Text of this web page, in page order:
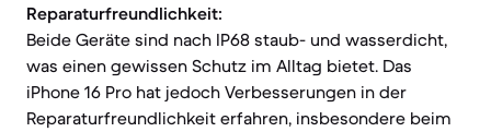
Reparaturfreundlichkeit:
Beide Geräte sind nach IP68 staub- und wasserdicht,
was einen gewissen Schutz im Alltag bietet. Das
iPhone 16 Pro hat jedoch Verbesserungen in der
Reparaturfreundlichkeit erfahren, insbesondere beim